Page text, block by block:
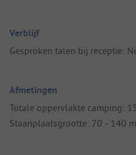
Verblijf
Gesproken talen bij receptie:
Afmetingen
Totale oppervlakte camping:
Staanplaatsgrootte: 70 - 140